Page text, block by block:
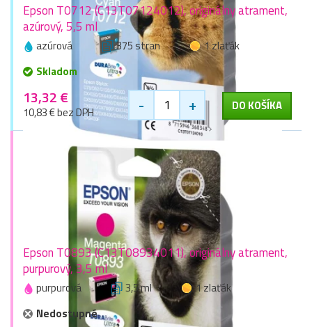
Epson T0712 (C13T07124012), originálny atrament,
azúrový, 5,5 ml
azúrová 375 stran
1 zlaťák
Skladom
13,32 €
10,83 € bez DPH - + DO KOŠÍKA
Epson T0893 (C13T08934011), originálny atrament,
purpurový, 3,5 ml
purpurová 3,5 ml
1 zlaťák
Nedostupné